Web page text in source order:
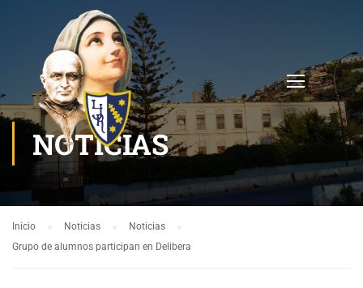
NOTICIAS
Inicio Noticias
Noticias
Grupo de alumnos participan en Delibera